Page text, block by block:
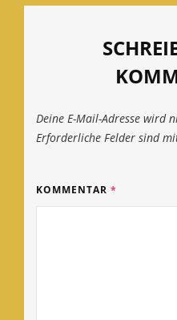
Deine E-Mail-Adresse wird
Erforderliche Felder sind
KOMMENTAR *